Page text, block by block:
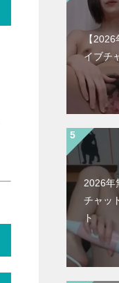
【
イブチ
2026年
チャッ
ト